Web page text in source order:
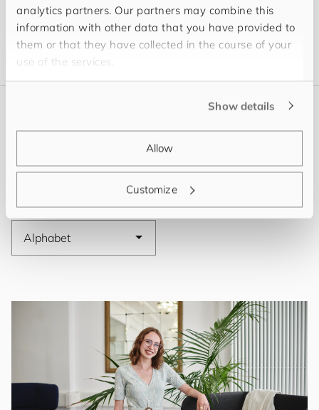
analytics partners. Our partners may combine this
information with other data that you have provided to
them or that they have collected in the course of your
use of the services.
Show details
Allow
Customize
Menschen
Unser Team in Heidelberg
Sortiere nach: